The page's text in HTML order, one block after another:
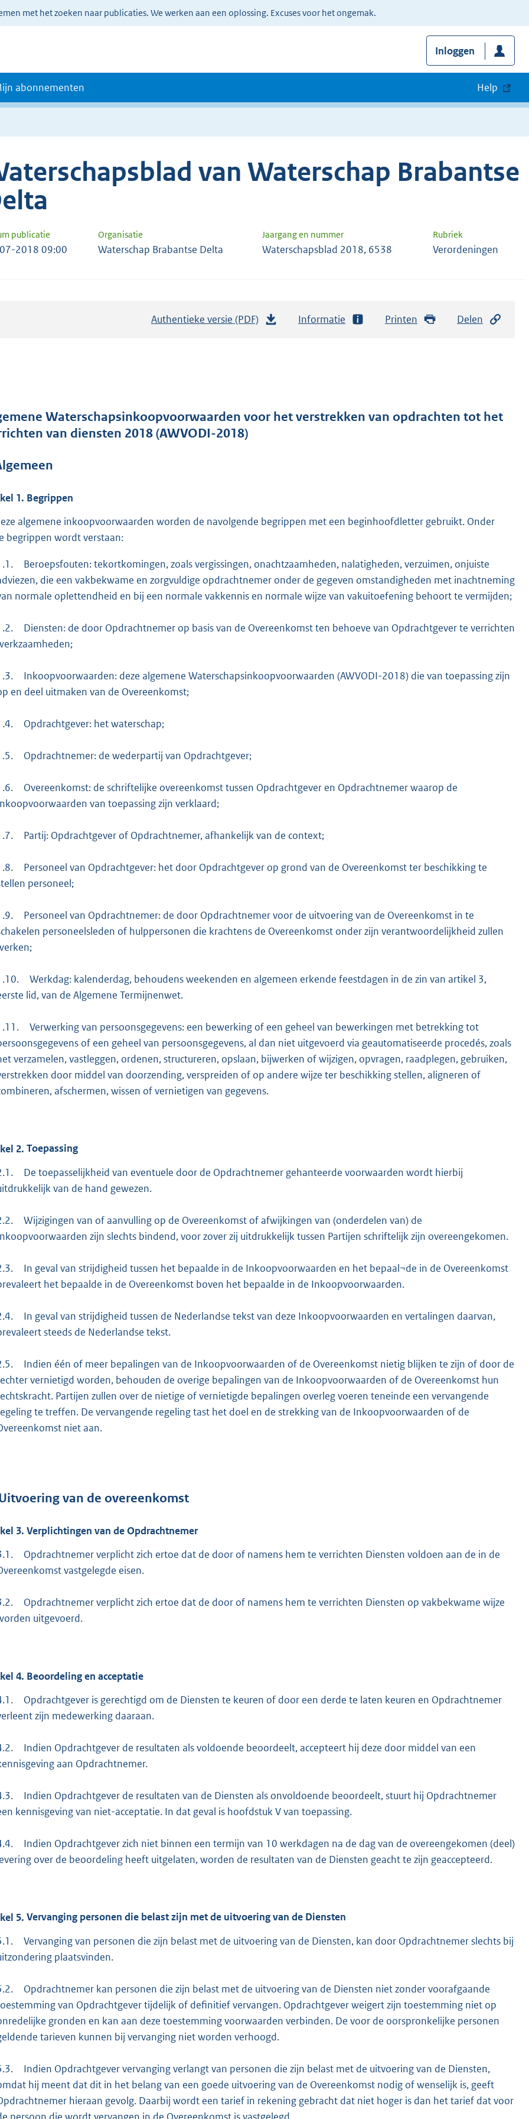
met het zoeken naar publicaties. We werken aan een oplossing. Excuses voor het ongemak.
Inloggen
abonnementen Help
van Waterschap Brabantse
publicatie Organisatie Jaargang en nummer Rubriek
2018 09:00 Waterschap Brabantse Delta Waterschapsblad 2018, 6538 Verordeningen
Authentieke versie (PDF)
d
t
Informatie Printen Delen
Waterschapsinkoopvoorwaarden voor het verstrekken van opdrachten tot het
van diensten 2018 (AWVODI-2018)
1. Begrippen
algemene inkoopvoorwaarden worden de navolgende begrippen met een beginhoofdletter gebruikt. Onder
begrippen wordt verstaan:
Beroepsfouten: tekortkomingen, zoals vergissingen, onachtzaamheden, nalatigheden, verzuimen, onjuiste
die een vakbekwame en zorgvuldige opdrachtnemer onder de gegeven omstandigheden met inachtneming
normale oplettendheid en bij een normale vakkennis en normale wijze van vakuitoefening behoort te vermijden;
Diensten: de door Opdrachtnemer op basis van de Overeenkomst ten behoeve van Opdrachtgever te verrichten
Inkoopvoorwaarden: deze algemene Waterschapsinkoopvoorwaarden (AWVODI-2018) die van toepassing zijn
en deel uitmaken van de Overeenkomst;
Opdrachtgever: het waterschap;
Opdrachtnemer: de wederpartij van Opdrachtgever;
Overeenkomst: de schriftelijke overeenkomst tussen Opdrachtgever en Opdrachtnemer waarop de
van toepassing zijn verklaard;
Partij: Opdrachtgever of Opdrachtnemer, afhankelijk van de context;
Personeel van Opdrachtgever: het door Opdrachtgever op grond van de Overeenkomst ter beschikking te
personeel;
Personeel van Opdrachtnemer: de door Opdrachtnemer voor de uitvoering van de Overeenkomst in te
personeelsleden of hulppersonen die krachtens de Overeenkomst onder zijn verantwoordelijkheid zullen
Werkdag: kalenderdag, behoudens weekenden en algemeen erkende feestdagen in de zin van artikel 3,
lid, van de Algemene Termijnenwet.
Verwerking van persoonsgegevens: een bewerking of een geheel van bewerkingen met betrekking tot
of een geheel van persoonsgegevens, al dan niet uitgevoerd via geautomatiseerde procedés, zoals
verzamelen, vastleggen, ordenen, structureren, opslaan, bijwerken of wijzigen, opvragen, raadplegen, gebruiken,
door middel van doorzending, verspreiden of op andere wijze ter beschikking stellen, aligneren of
afschermen, wissen of vernietigen van gegevens.
2. Toepassing
De toepasselijkheid van eventuele door de Opdrachtnemer gehanteerde voorwaarden wordt hierbij
van de hand gewezen.
Wijzigingen van of aanvulling op de Overeenkomst of afwijkingen van (onderdelen van) de
zijn slechts bindend, voor zover zij uitdrukkelijk tussen Partijen schriftelijk zijn overeengekomen.
In geval van strijdigheid tussen het bepaalde in de Inkoopvoorwaarden en het bepaal¬de in de Overeenkomst
het bepaalde in de Overeenkomst boven het bepaalde in de Inkoopvoorwaarden.
In geval van strijdigheid tussen de Nederlandse tekst van deze Inkoopvoorwaarden en vertalingen daarvan,
steeds de Nederlandse tekst.
Indien één of meer bepalingen van de Inkoopvoorwaarden of de Overeenkomst nietig blijken te zijn of door de
vernietigd worden, behouden de overige bepalingen van de Inkoopvoorwaarden of de Overeenkomst hun
Partijen zullen over de nietige of vernietigde bepalingen overleg voeren teneinde een vervangende
te treffen. De vervangende regeling tast het doel en de strekking van de Inkoopvoorwaarden of de
niet aan.
van de overeenkomst
3. Verplichtingen van de Opdrachtnemer
Opdrachtnemer verplicht zich ertoe dat de door of namens hem te verrichten Diensten voldoen aan de in de
vastgelegde eisen.
Opdrachtnemer verplicht zich ertoe dat de door of namens hem te verrichten Diensten op vakbekwame wijze
uitgevoerd.
4. Beoordeling en acceptatie
Opdrachtgever is gerechtigd om de Diensten te keuren of door een derde te laten keuren en Opdrachtnemer
zijn medewerking daaraan.
Indien Opdrachtgever de resultaten als voldoende beoordeelt, accepteert hij deze door middel van een
aan Opdrachtnemer.
Indien Opdrachtgever de resultaten van de Diensten als onvoldoende beoordeelt, stuurt hij Opdrachtnemer
kennisgeving van niet-acceptatie. In dat geval is hoofdstuk V van toepassing.
Indien Opdrachtgever zich niet binnen een termijn van 10 werkdagen na de dag van de overeengekomen (deel)
over de beoordeling heeft uitgelaten, worden de resultaten van de Diensten geacht te zijn geaccepteerd.
5. Vervanging personen die belast zijn met de uitvoering van de Diensten
Vervanging van personen die zijn belast met de uitvoering van de Diensten, kan door Opdrachtnemer slechts bij
plaatsvinden.
Opdrachtnemer kan personen die zijn belast met de uitvoering van de Diensten niet zonder voorafgaande
van Opdrachtgever tijdelijk of definitief vervangen. Opdrachtgever weigert zijn toestemming niet op
gronden en kan aan deze toestemming voorwaarden verbinden. De voor de oorspronkelijke personen
tarieven kunnen bij vervanging niet worden verhoogd.
Indien Opdrachtgever vervanging verlangt van personen die zijn belast met de uitvoering van de Diensten,
hij meent dat dit in het belang van een goede uitvoering van de Overeenkomst nodig of wenselijk is, geeft
hieraan gevolg. Daarbij wordt een tarief in rekening gebracht dat niet hoger is dan het tarief dat voor